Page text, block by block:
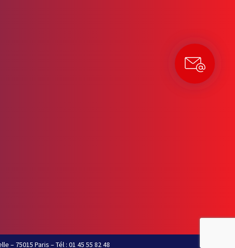
– 75015 Paris – Tél : 01 45 55 82 48